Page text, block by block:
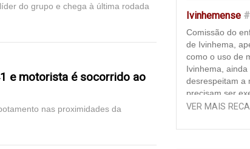
do grupo e chega à última rodada
e motorista é socorrido ao
nas proximidades da
Ivinhemense
Comissão do
de Ivinhema,
como o uso de
Ivinhema,
desrespeitam a
precisam ser
máscara como
o vírus que
VER MAIS